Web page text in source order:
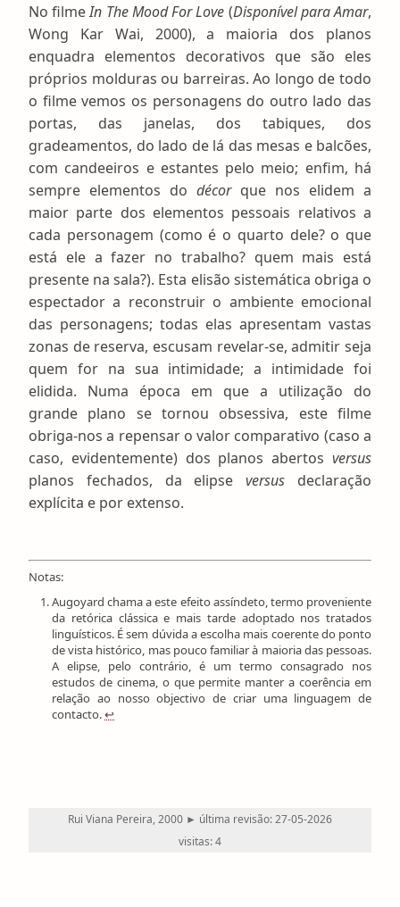
No filmeIn The Mood For Love (Disponível para Amar,
Wong Kar Wai, 2000), a maioria dos planos
enquadra elementos decorativos que são eles
próprios molduras ou barreiras. Ao longo de todo
o filme vemos os personagens do outro lado das
portas, das janelas, dos tabiques, dos
gradeamentos, do lado de lá das mesas e balcões,
com candeeiros e estantes pelo meio; enfim, há
sempre elementos do décorque nos elidem a
maior parte dos elementos pessoais relativos a
cada personagem (como é o quarto dele? o que
está ele a fazer no trabalho? quem mais está
presente na sala?). Esta elisão sistemática obriga o
espectador a reconstruir o ambiente emocional
das personagens; todas elas apresentam vastas
zonas de reserva, escusam revelar-se, admitir seja
quem for na sua intimidade; a intimidade foi
elidida. Numa época em que a utilização do
grande plano se tornou obsessiva, este filme
obriga-nos a repensar o valor comparativo (caso a
caso, evidentemente) dos planos abertos versus
planos fechados, da elipseversus declaração
explícita e por extenso.
Notas:
Augoyard chama a este efeito assíndeto, termo proveniente
da retórica clássica e mais tarde adoptado nos tratados
linguísticos. É sem dúvida a escolha mais coerente do ponto
de vista histórico, mas pouco familiar à maioria das pessoas.
A elipse, pelo contrário, é um termo consagrado nos
estudos de cinema, o que permite manter a coerência em
relação ao nosso objectivo de criar uma linguagem de
contacto.↩
Rui Viana Pereira, 2000 ► última revisão: 27-05-2026
visitas: 4